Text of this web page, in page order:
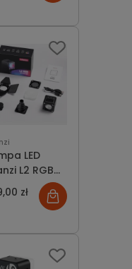
LED
L2 RGB
+ zł